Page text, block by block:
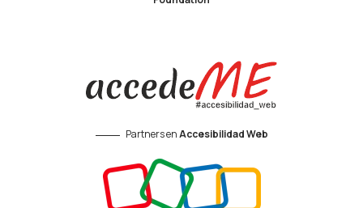
Partners enAccesibilidad Web